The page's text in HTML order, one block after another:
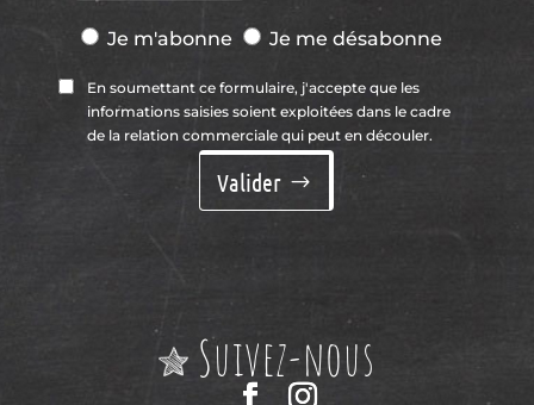
Je m'abonne Je me désabonne
En soumettant ce formulaire, j'accepte que les
informations saisies soient exploitées dans le cadre
de la relation commerciale qui peut en découler.
Valider
Suivez-nous